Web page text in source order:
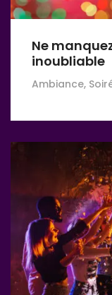
Ne
inoubliable
Ambiance,